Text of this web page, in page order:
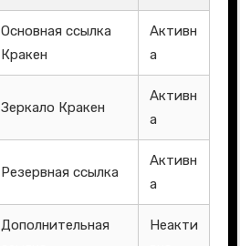
Основная ссылка
Кракен
Активн
а
Зеркало Кракен
Активн
а
Резервная ссылка
Активн
а
Дополнительная
Неакти